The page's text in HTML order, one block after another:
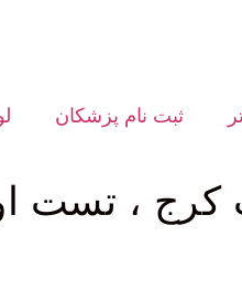
ثبت نام پزشکان
کرج ، تست